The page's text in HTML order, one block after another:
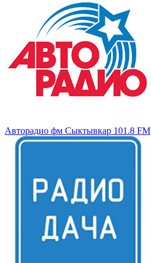
Авторадио фм Сыктывкар 101.8 FM